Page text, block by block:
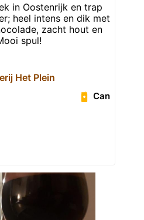
in Oostenrijk en trap
heel intens en dik met
zacht hout en
spul!
Het Plein
Can